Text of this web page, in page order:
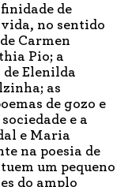
de
no sentido
Carmen
Pio; a
Elenilda
as
de gozo e
e a
e Maria
na poesia de
um pequeno
do amplo